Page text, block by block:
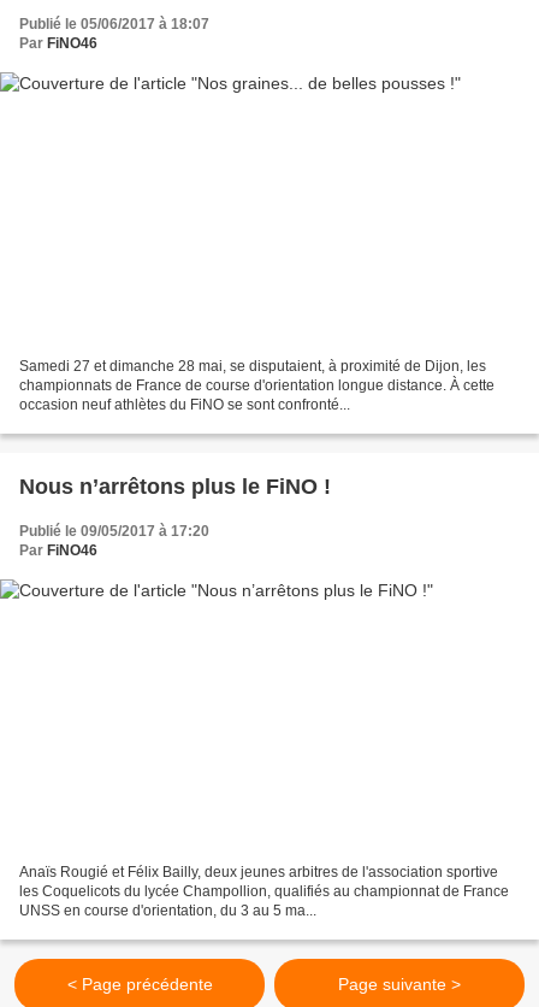
Publié le 05/06/2017 à 18:07
Par FiNO46
Samedi 27 et dimanche 28 mai, se disputaient, à proximité de Dijon, les
championnats de France de course d'orientation longue distance. À cette
occasion neuf athlètes du FiNO se sont confronté...
Nous n’arrêtons plus le FiNO !
Publié le 09/05/2017 à 17:20
Par FiNO46
Anaïs Rougié et Félix Bailly, deux jeunes arbitres de l'association sportive
les Coquelicots du lycée Champollion, qualifiés au championnat de France
UNSS en course d'orientation, du 3 au 5 ma...
< Page précédente Page suivante >